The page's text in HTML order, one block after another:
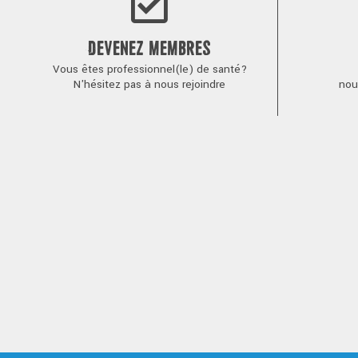
DEVENEZ MEMBRES
Vous êtes professionnel(le) de santé?
N'hésitez pas à nous rejoindre